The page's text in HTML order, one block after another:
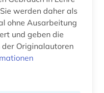
werden daher als
ohne Ausarbeitung
und geben die
der Originalautoren